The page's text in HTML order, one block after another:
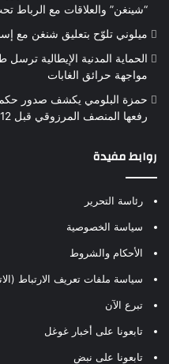
“شينغن” والعلاقات مع الرباط تحت
ميلوني تلوّح بتعليق شنغن مع
الحماية المدنية الإيطالية
مواجهة حرائق الغابات
حمزة البلومي يكشف صدور
رفعها المنصف المرزوقي قبل 12 عاما
روابط مفيدة
رئاسة التحرير
سياسة الخصوصية
الأحكام والشروط
سياسة ملفات تعريف الارتباط
تبرع الآن
تابعونا على أخبار غوغل
تابعونا على نبض